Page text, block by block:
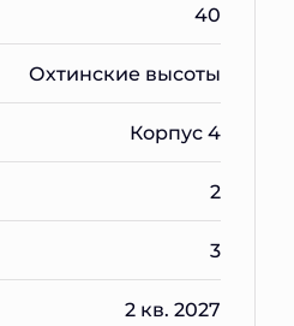
40
Охтинские высоты
Корпус 4
2
3
2 кв. 2027